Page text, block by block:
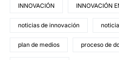
INNOVACIÓN INNOVACIÓN
noticias de innovación
plan de medios proceso de